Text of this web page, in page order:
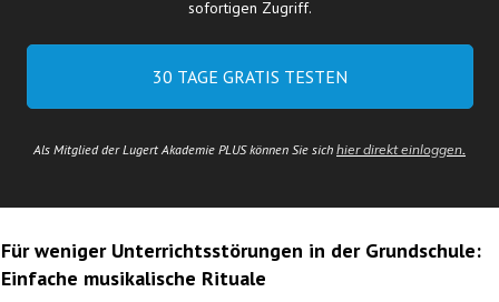
sofortigen Zugriff.
30 TAGE GRATIS TESTEN
Als Mitglied der Lugert Akademie PLUS können Sie sich hier direkt einloggen.
Für weniger Unterrichtsstörungen in der Grundschule:
Einfache musikalische Rituale